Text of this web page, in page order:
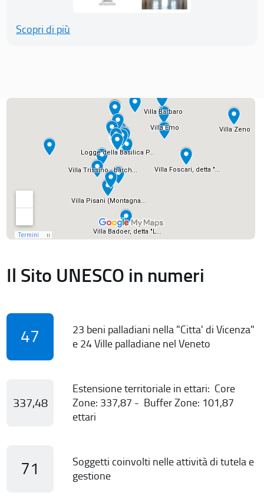
Scopri di più
Il Sito UNESCO in numeri
47
23 beni palladiani nella "Citta' di Vicenza"
e 24 Ville palladiane nel Veneto
337,48
Estensione territoriale in ettari: Core
Zone: 337,87 - Buffer Zone: 101,87
ettari
71
Soggetti coinvolti nelle attività di tutela e
gestione